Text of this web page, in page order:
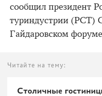
сообщил президент
туриндустрии (РСТ)
Гайдаровском
Читайте на тему:
Столичные